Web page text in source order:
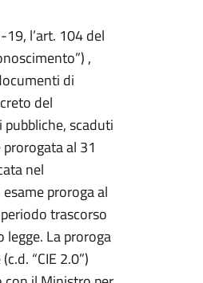
l’art. 104 del
,
di
del
scaduti
al 31
nel
proroga al
trascorso
legge. La proroga
“CIE 2.0”)